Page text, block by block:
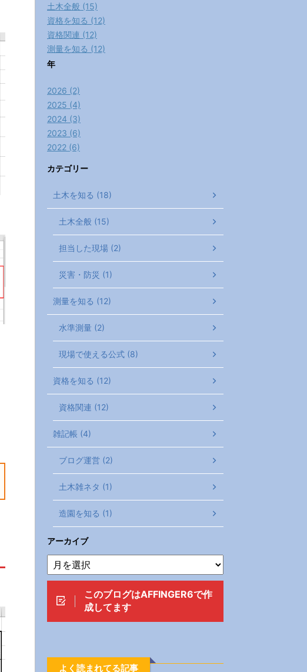
土木全般 (15)
資格を知る (12)
資格関連 (12)
測量を知る (12)
年
2026 (2)
2025 (4)
2024 (3)
2023 (6)
2022 (6)
カテゴリー
土木を知る (18)
土木全般 (15)
担当した現場 (2)
災害・防災 (1)
測量を知る (12)
水準測量 (2)
現場で使える公式 (8)
資格を知る (12)
資格関連 (12)
雑記帳 (4)
ブログ運営 (2)
土木雑ネタ (1)
造園を知る (1)
アーカイブ
このブログはAFFINGER6で作
成してます
よく読まれてる記事